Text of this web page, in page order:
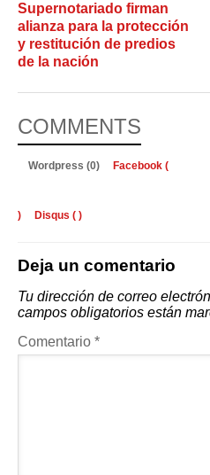
Supernotariado firman
alianza para la protección
y restitución de predios
de la nación
COMMENTS
Wordpress (0) Facebook (
) Disqus ( )
Deja un comentario
Tu dirección de correo
campos obligatorios están
Comentario *